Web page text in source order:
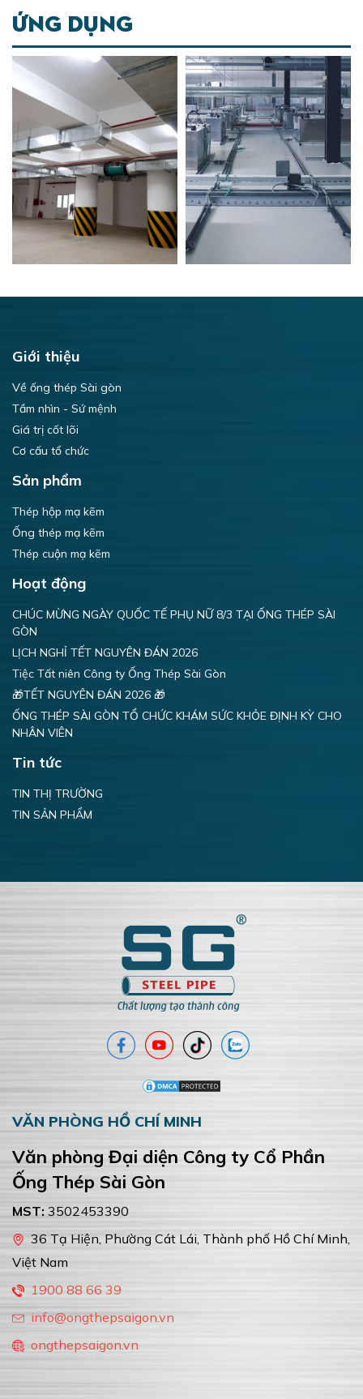
Ứng dụng
Giới thiệu
Về ống thép Sài gòn
Tầm nhìn - Sứ mệnh
Giá trị cốt lõi
Cơ cấu tổ chức
Sản phẩm
Thép hộp mạ kẽm
Ống thép mạ kẽm
Thép cuộn mạ kẽm
Hoạt động
CHÚC MỪNG NGÀY QUỐC TẾ PHỤ NỮ 8/3 TẠI ỐNG THÉP SÀI
GÒN
LỊCH NGHỈ TẾT NGUYÊN ĐÁN 2026
Tiệc Tất niên Công ty Ống Thép Sài Gòn
🎁TẾT NGUYÊN ĐÁN 2026 🎁
ỐNG THÉP SÀI GÒN TỔ CHỨC KHÁM SỨC KHỎE ĐỊNH KỲ CHO
NHÂN VIÊN
Tin tức
TIN THỊ TRƯỜNG
TIN SẢN PHẨM
VĂN PHÒNG HỒ CHÍ MINH
Văn phòng Đại diện Công ty Cổ Phần
Ống Thép Sài Gòn
MST: 3502453390
36 Tạ Hiện, Phường Cát Lái, Thành phố Hồ Chí Minh,
Việt Nam
1900 88 66 39
info@ongthepsaigon.vn
ongthepsaigon.vn